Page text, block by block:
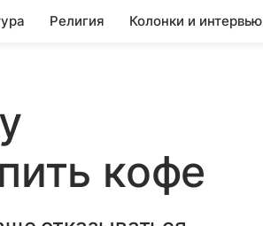
Религия Колонки и интервью
кофе